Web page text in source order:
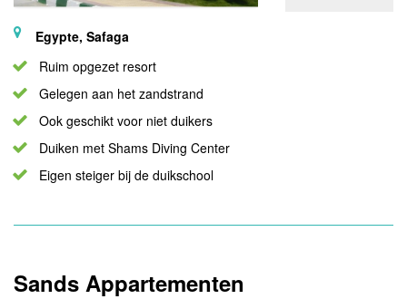
Egypte, Safaga
Ruim opgezet resort
Gelegen aan het zandstrand
Ook geschikt voor niet duikers
Duiken met Shams Diving Center
Eigen steiger bij de duikschool
Sands Appartementen